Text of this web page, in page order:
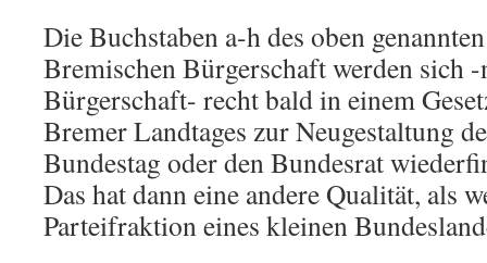
Die Buchstaben a-h des oben
Bremischen Bürgerschaft werden sich
Bürgerschaft- recht bald in einem
Bremer Landtages zur Neugestaltung
Bundestag oder den Bundesrat
Das hat dann eine andere Qualität, als
Parteifraktion eines kleinen